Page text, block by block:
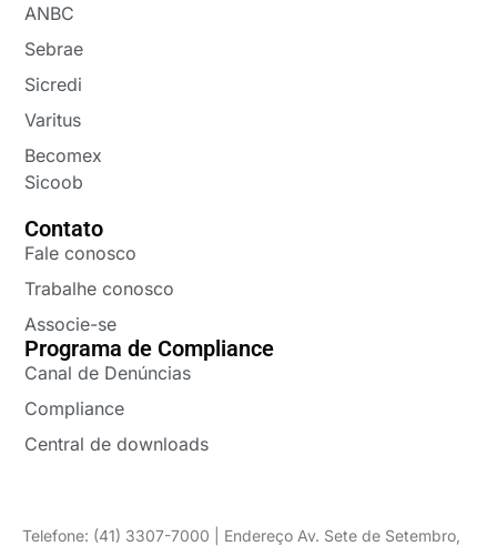
ANBC
Sebrae
Sicredi
Varitus
Becomex
Sicoob
Contato
Fale conosco
Trabalhe conosco
Associe-se
Programa de Compliance
Canal de Denúncias
Compliance
Central de downloads
Telefone: (41) 3307-7000 | Endereço Av. Sete de Setembro,